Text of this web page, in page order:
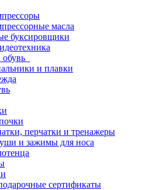
масла
буксировщики
и плавки
перчатки и тренажеры
и зажимы для носа
сертификаты